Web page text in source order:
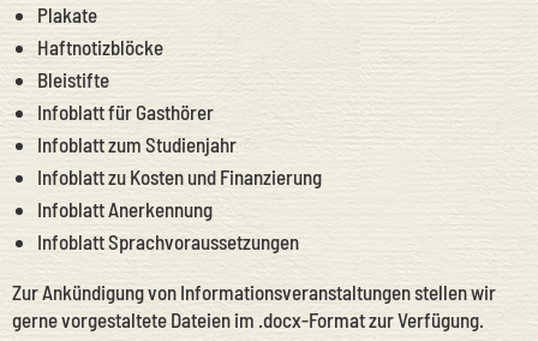
Plakate
Haftnotizblöcke
Bleistifte
Infoblatt für Gasthörer
Infoblatt zum Studienjahr
Infoblatt zu Kosten und Finanzierung
Infoblatt Anerkennung
Infoblatt Sprachvoraussetzungen
Zur Ankündigung von Informationsveranstaltungen stellen wir
gerne vorgestaltete Dateien im .docx-Format zur Verfügung.